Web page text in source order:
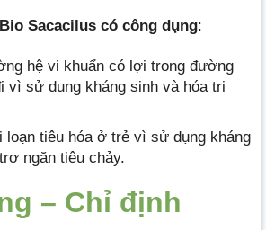
Bio Sacacilus có công dụng:
hệ vi khuẩn có lợi trong đường
vì sử dụng kháng sinh và hóa trị
loạn tiêu hóa ở trẻ vì sử dụng kháng
ngăn tiêu chảy.
– Chỉ định